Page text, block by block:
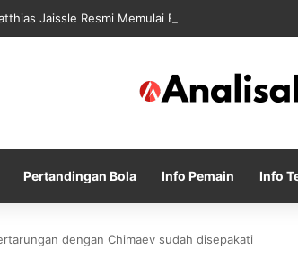
Jaissle Resmi Memulai Era Baru sebagai
Pertandingan Bola Info Pemain Info
dengan Chimaev sudah disepakati